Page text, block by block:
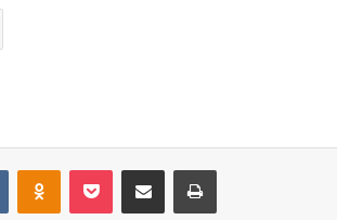
VKontakteOdnoklassniki
Pocket Partager par email Imprimer
médias